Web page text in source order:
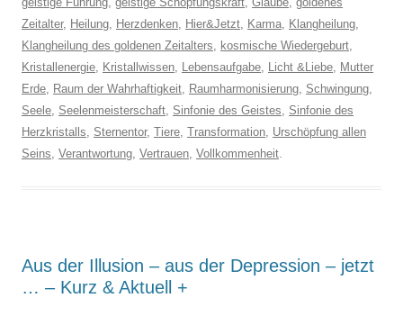
Zeitalter, Heilung, Herzdenken, Hier&Jetzt, Karma, Klangheilung,
Klangheilung des goldenen Zeitalters, kosmische Wiedergeburt,
Kristallenergie, Kristallwissen, Lebensaufgabe, Licht &Liebe, Mutter
Erde, Raum der Wahrhaftigkeit, Raumharmonisierung, Schwingung,
Seele, Seelenmeisterschaft, Sinfonie des Geistes, Sinfonie des
Herzkristalls, Sternentor, Tiere, Transformation, Urschöpfung allen
Seins, Verantwortung, Vertrauen, Vollkommenheit.
Aus der Illusion – aus der Depression – jetzt
… – Kurz & Aktuell +